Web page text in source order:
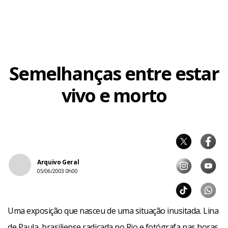
Facebook
WhatsApp
LinkedIn
Twitter
X Telegram
Share
Semelhanças entre estar
vivo e morto
Arquivo Geral
05/06/2003 0h00
Uma exposição que nasceu de uma situação inusitada. Lina